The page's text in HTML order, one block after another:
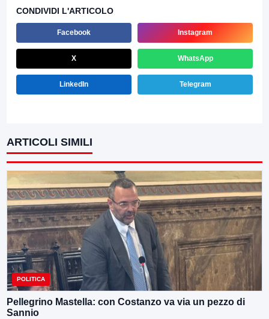
CONDIVIDI L'ARTICOLO
Facebook Instagram
X WhatsApp
LinkedIn Telegram
ARTICOLI SIMILI
POLITICA
Pellegrino Mastella: con Costanzo va via un pezzo di
Sannio